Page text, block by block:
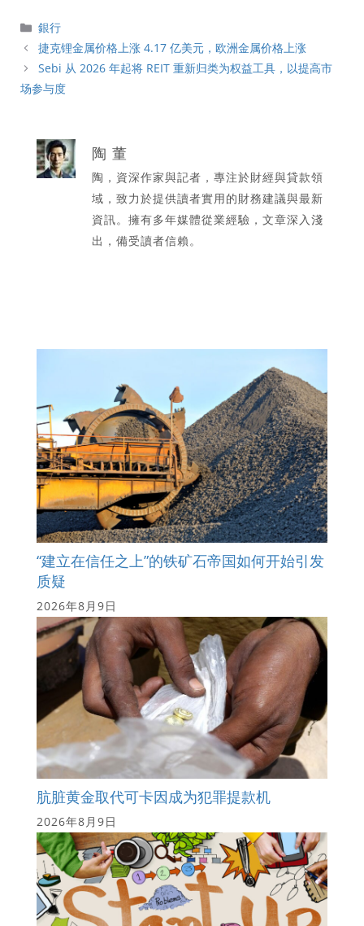
分
類
銀行
捷克锂金属价格上涨 4.17 亿美元，欧洲金属价格上涨
Sebi 从 2026 年起将 REIT 重新归类为权益工具，以提高市
场参与度
陶 董
陶，資深作家與記者，專注於財經與貸款領
域，致力於提供讀者實用的財務建議與最新
資訊。擁有多年媒體從業經驗，文章深入淺
出，備受讀者信賴。
“建立在信任之上”的铁矿石帝国如何开始引发
质疑
2026年8月9日
肮脏黄金取代可卡因成为犯罪提款机
2026年8月9日